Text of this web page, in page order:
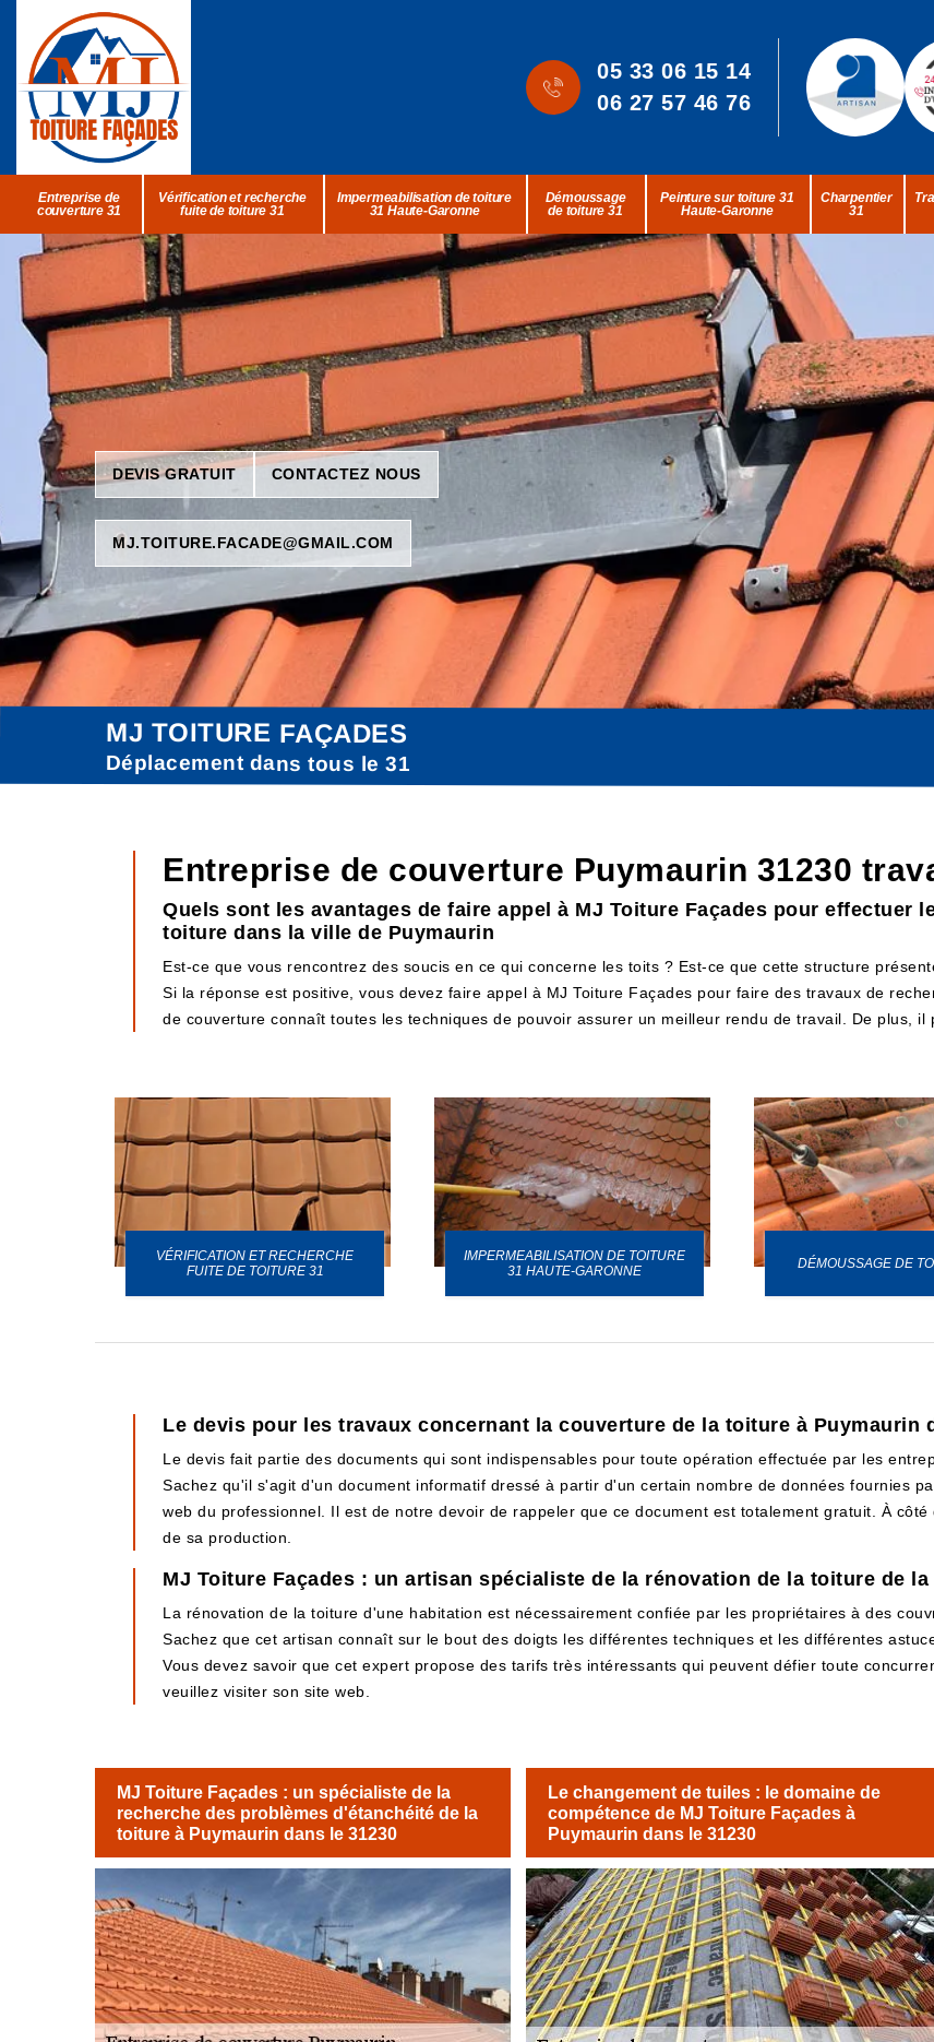
05 33 06 15 14
06 27 57 46 76
Entreprise de
couverture 31
Vérification et recherche
fuite de toiture 31
Impermeabilisation de toiture
31 Haute-Garonne
Démoussage
de toiture 31
Peinture sur toiture 31
Haute-Garonne
Charpentier
31
DEVIS GRATUIT CONTACTEZ NOUS
MJ.TOITURE.FACADE@GMAIL.COM
MJ TOITURE FAÇADES
Déplacement dans tous le 31
Entreprise de couverture Puymaurin 31230
Quels sont les avantages de faire appel à MJ Toiture Façades pour effectuer
toiture dans la ville de Puymaurin
Est-ce que vous rencontrez des soucis en ce qui concerne les toits ? Est-ce que cette structure
Si la réponse est positive, vous devez faire appel à MJ Toiture Façades pour faire des travaux de
de couverture connaît toutes les techniques de pouvoir assurer un meilleur rendu de travail. De plus, il
VÉRIFICATION ET RECHERCHE
FUITE DE TOITURE 31
IMPERMEABILISATION DE TOITURE
31 HAUTE-GARONNE
DÉMOUSSAGE DE
Le devis pour les travaux concernant la couverture de la toiture à Puymaurin
Le devis fait partie des documents qui sont indispensables pour toute opération effectuée par les
Sachez qu'il s'agit d'un document informatif dressé à partir d'un certain nombre de données fournies
web du professionnel. Il est de notre devoir de rappeler que ce document est totalement gratuit. À
de sa production.
MJ Toiture Façades : un artisan spécialiste de la rénovation de la toiture de
La rénovation de la toiture d'une habitation est nécessairement confiée par les propriétaires à des
Sachez que cet artisan connaît sur le bout des doigts les différentes techniques et les différentes
Vous devez savoir que cet expert propose des tarifs très intéressants qui peuvent défier toute
veuillez visiter son site web.
MJ Toiture Façades : un spécialiste de la
recherche des problèmes d'étanchéité de la
toiture à Puymaurin dans le 31230
Le changement de tuiles : le domaine de
compétence de MJ Toiture Façades à
Puymaurin dans le 31230